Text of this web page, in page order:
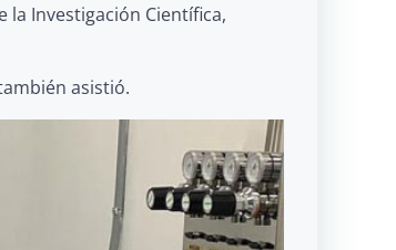
Investigación Científica,
asistió.